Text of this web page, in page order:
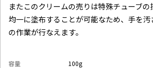
またこのクリームの売りは特殊チューブの
均一に塗布することが可能なため、手を
の作業が行なえます。
容量 100g‎